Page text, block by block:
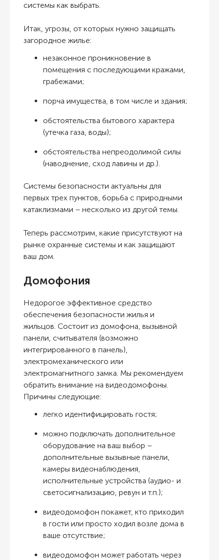
системы как выбрать.
Итак, угрозы, от которых нужно защищать
загородное жилье:
незаконное проникновение в
помещения с последующими кражами,
грабежами;
порча имущества, в том числе и здания;
обстоятельства бытового характера
(утечка газа, воды);
обстоятельства непреодолимой силы
(наводнение, сход лавины и др.).
Системы безопасности актуальны для
первых трех пунктов, борьба с природными
катаклизмами – несколько из другой темы.
Теперь рассмотрим, какие присутствуют на
рынке охранные системы и как защищают
ваш дом.
Домофония
Недорогое эффективное средство
обеспечения безопасности жилья и
жильцов. Состоит из домофона, вызывной
панели, считывателя (возможно
интегрированного в панель),
электромеханического или
электромагнитного замка. Мы рекомендуем
обратить внимание на видеодомофоны.
Причины следующие:
легко идентифицировать гостя;
можно подключать дополнительное
оборудование на ваш выбор –
дополнительные вызывные панели,
камеры видеонаблюдения,
исполнительные устройства (аудио- и
светосигнализацию, ревун и т.п.);
видеодомофон покажет, кто приходил
в гости или просто ходил возле дома в
ваше отсутствие;
видеодомофон может работать через